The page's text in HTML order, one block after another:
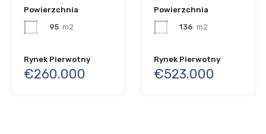
Powierzchnia
95 m2
Rynek Pierwotny
€260.000
Powierzchnia
136 m2
Rynek Pierwotny
€523.000